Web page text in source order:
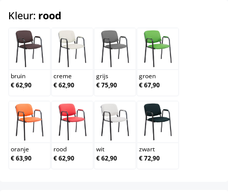
Kleur: rood
bruin
bruin
€ 62,90
creme
creme
€ 62,90
grijs
grijs
€ 75,90
groen
groen
€ 67,90
oranje
oranje
€ 63,90
rood
rood
€ 62,90
wit
wit
€ 62,90
zwart
zwart
€ 72,90